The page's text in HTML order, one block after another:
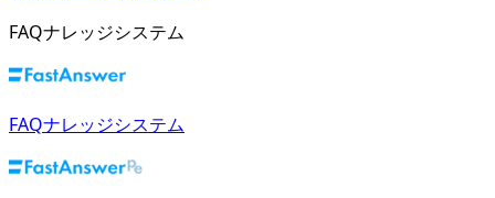
FAQナレッジシステム
FAQナレッジシステム